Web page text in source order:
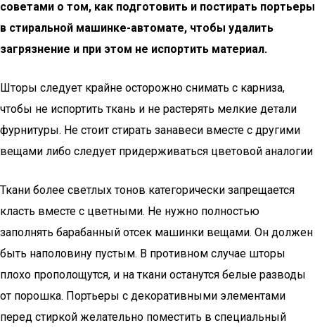
советами о том, как подготовить и постирать портьеры
в стиральной машинке-автомате, чтобы удалить
загрязнение и при этом не испортить материал.
Шторы следует крайне осторожно снимать с карниза,
чтобы не испортить ткань и не растерять мелкие детали
фурнитуры. Не стоит стирать занавеси вместе с другими
вещами либо следует придерживаться цветовой аналогии
Ткани более светлых тонов категорически запрещается
класть вместе с цветными. Не нужно полностью
заполнять барабанный отсек машинки вещами. Он должен
быть наполовину пустым. В противном случае шторы
плохо прополощутся, и на ткани останутся белые разводы
от порошка. Портьеры с декоративными элементами
перед стиркой желательно поместить в специальный